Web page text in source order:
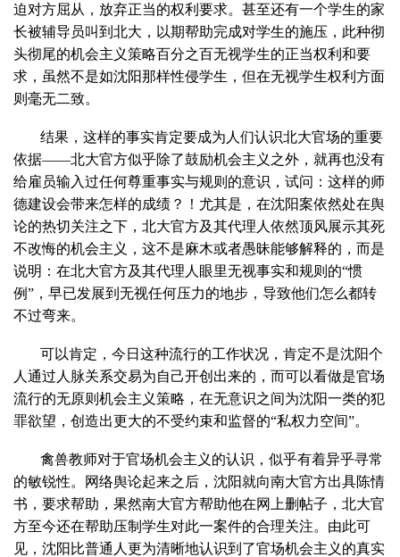
迫对方屈从，放弃正当的权利要求。甚至还有一个学生的家
长被辅导员叫到北大，以期帮助完成对学生的施压，此种彻
头彻尾的机会主义策略百分之百无视学生的正当权利和要
求，虽然不是如沈阳那样性侵学生，但在无视学生权利方面
则毫无二致。
结果，这样的事实肯定要成为人们认识北大官场的重要
依据——北大官方似乎除了鼓励机会主义之外，就再也没有
给雇员输入过任何尊重事实与规则的意识，试问：这样的师
德建设会带来怎样的成绩？！尤其是，在沈阳案依然处在舆
论的热切关注之下，北大官方及其代理人依然顶风展示其死
不改悔的机会主义，这不是麻木或者愚昧能够解释的，而是
说明：在北大官方及其代理人眼里无视事实和规则的“惯
例”，早已发展到无视任何压力的地步，导致他们怎么都转
不过弯来。
可以肯定，今日这种流行的工作状况，肯定不是沈阳个
人通过人脉关系交易为自己开创出来的，而可以看做是官场
流行的无原则机会主义策略，在无意识之间为沈阳一类的犯
罪欲望，创造出更大的不受约束和监督的“私权力空间”。
禽兽教师对于官场机会主义的认识，似乎有着异乎寻常
的敏锐性。网络舆论起来之后，沈阳就向南大官方出具陈情
书，要求帮助，果然南大官方帮助他在网上删帖子，北大官
方至今还在帮助压制学生对此一案件的合理关注。由此可
见，沈阳比普通人更为清晰地认识到了官场机会主义的真实